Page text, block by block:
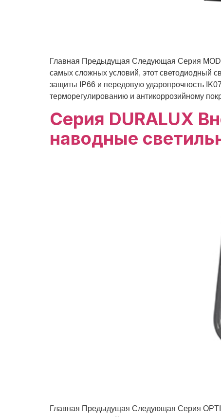
Главная Предыдущая Следующая Серия
самых сложных условий, этот светодиодный
защиты IP66 и передовую ударопрочность
терморегулированию и антикоррозийному
Серия DURALUX
наводные
Главная Предыдущая Следующая Серия